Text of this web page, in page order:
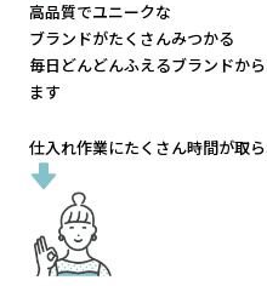
高品質でユニークな
ブランドがたくさんみつかる
毎日どんどんふえるブランドから
ます
仕入れ作業にたくさん時間が取